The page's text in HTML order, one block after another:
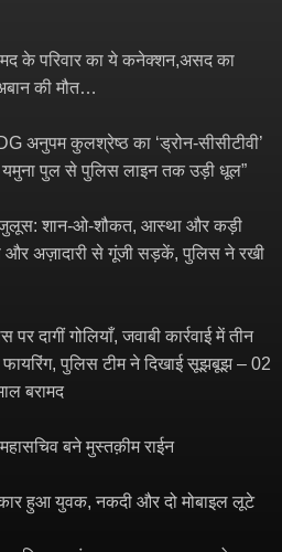
के परिवार का ये कनेक्शन,असद का
की मौत…
अनुपम कुलश्रेष्ठ का ‘ड्रोन-सीसीटीवी’
पुल से पुलिस लाइन तक उड़ी धूल”
जुलूस: शान-ओ-शौकत, आस्था और कड़ी
और अज़ादारी से गूंजी सड़कें, पुलिस ने रखी
दागीं गोलियाँ, जवाबी कार्रवाई में तीन
फायरिंग, पुलिस टीम ने दिखाई सूझबूझ – 02
बरामद
बने मुस्तक़ीम राईन
हुआ युवक, नकदी और दो मोबाइल लूटे